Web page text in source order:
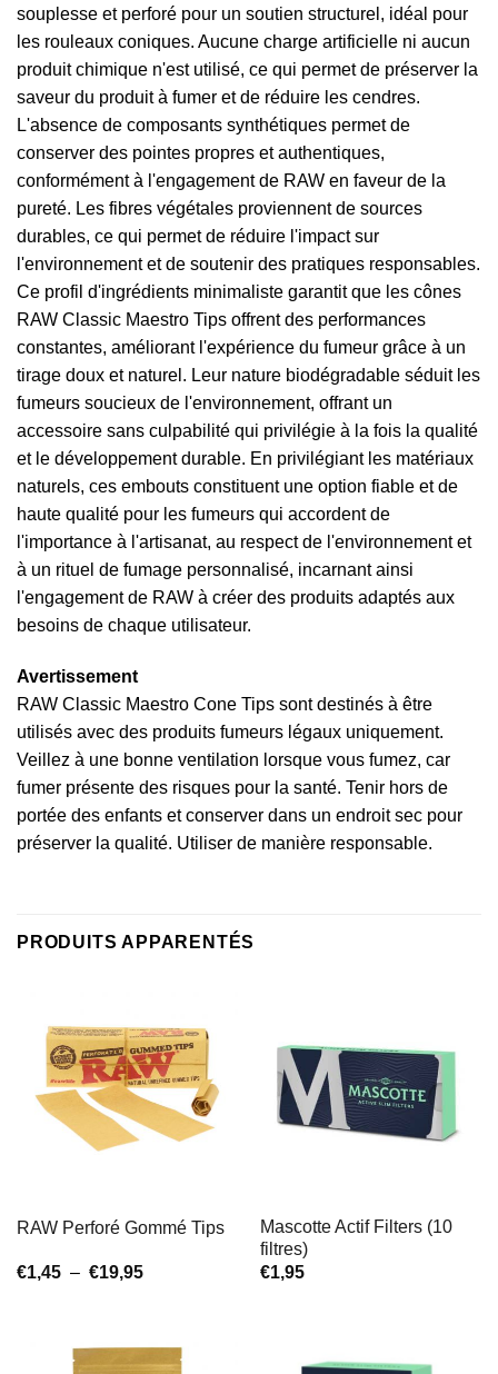
souplesse et perforé pour un soutien structurel, idéal pour
les rouleaux coniques. Aucune charge artificielle ni aucun
produit chimique n'est utilisé, ce qui permet de préserver la
saveur du produit à fumer et de réduire les cendres.
L'absence de composants synthétiques permet de
conserver des pointes propres et authentiques,
conformément à l'engagement de RAW en faveur de la
pureté. Les fibres végétales proviennent de sources
durables, ce qui permet de réduire l'impact sur
l'environnement et de soutenir des pratiques responsables.
Ce profil d'ingrédients minimaliste garantit que les cônes
RAW Classic Maestro Tips offrent des performances
constantes, améliorant l'expérience du fumeur grâce à un
tirage doux et naturel. Leur nature biodégradable séduit les
fumeurs soucieux de l'environnement, offrant un
accessoire sans culpabilité qui privilégie à la fois la qualité
et le développement durable. En privilégiant les matériaux
naturels, ces embouts constituent une option fiable et de
haute qualité pour les fumeurs qui accordent de
l'importance à l'artisanat, au respect de l'environnement et
à un rituel de fumage personnalisé, incarnant ainsi
l'engagement de RAW à créer des produits adaptés aux
besoins de chaque utilisateur.
Avertissement
RAW Classic Maestro Cone Tips sont destinés à être
utilisés avec des produits fumeurs légaux uniquement.
Veillez à une bonne ventilation lorsque vous fumez, car
fumer présente des risques pour la santé. Tenir hors de
portée des enfants et conserver dans un endroit sec pour
préserver la qualité. Utiliser de manière responsable.
PRODUITS APPARENTÉS
RAW Perforé Gommé Tips
€1,45 – €19,95Plage
€19,95
Mascotte Actif Filters (10
filtres)
€1,95